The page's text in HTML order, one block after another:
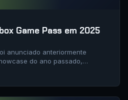
Game Pass em 2025
anunciado anteriormente
do ano passado,…